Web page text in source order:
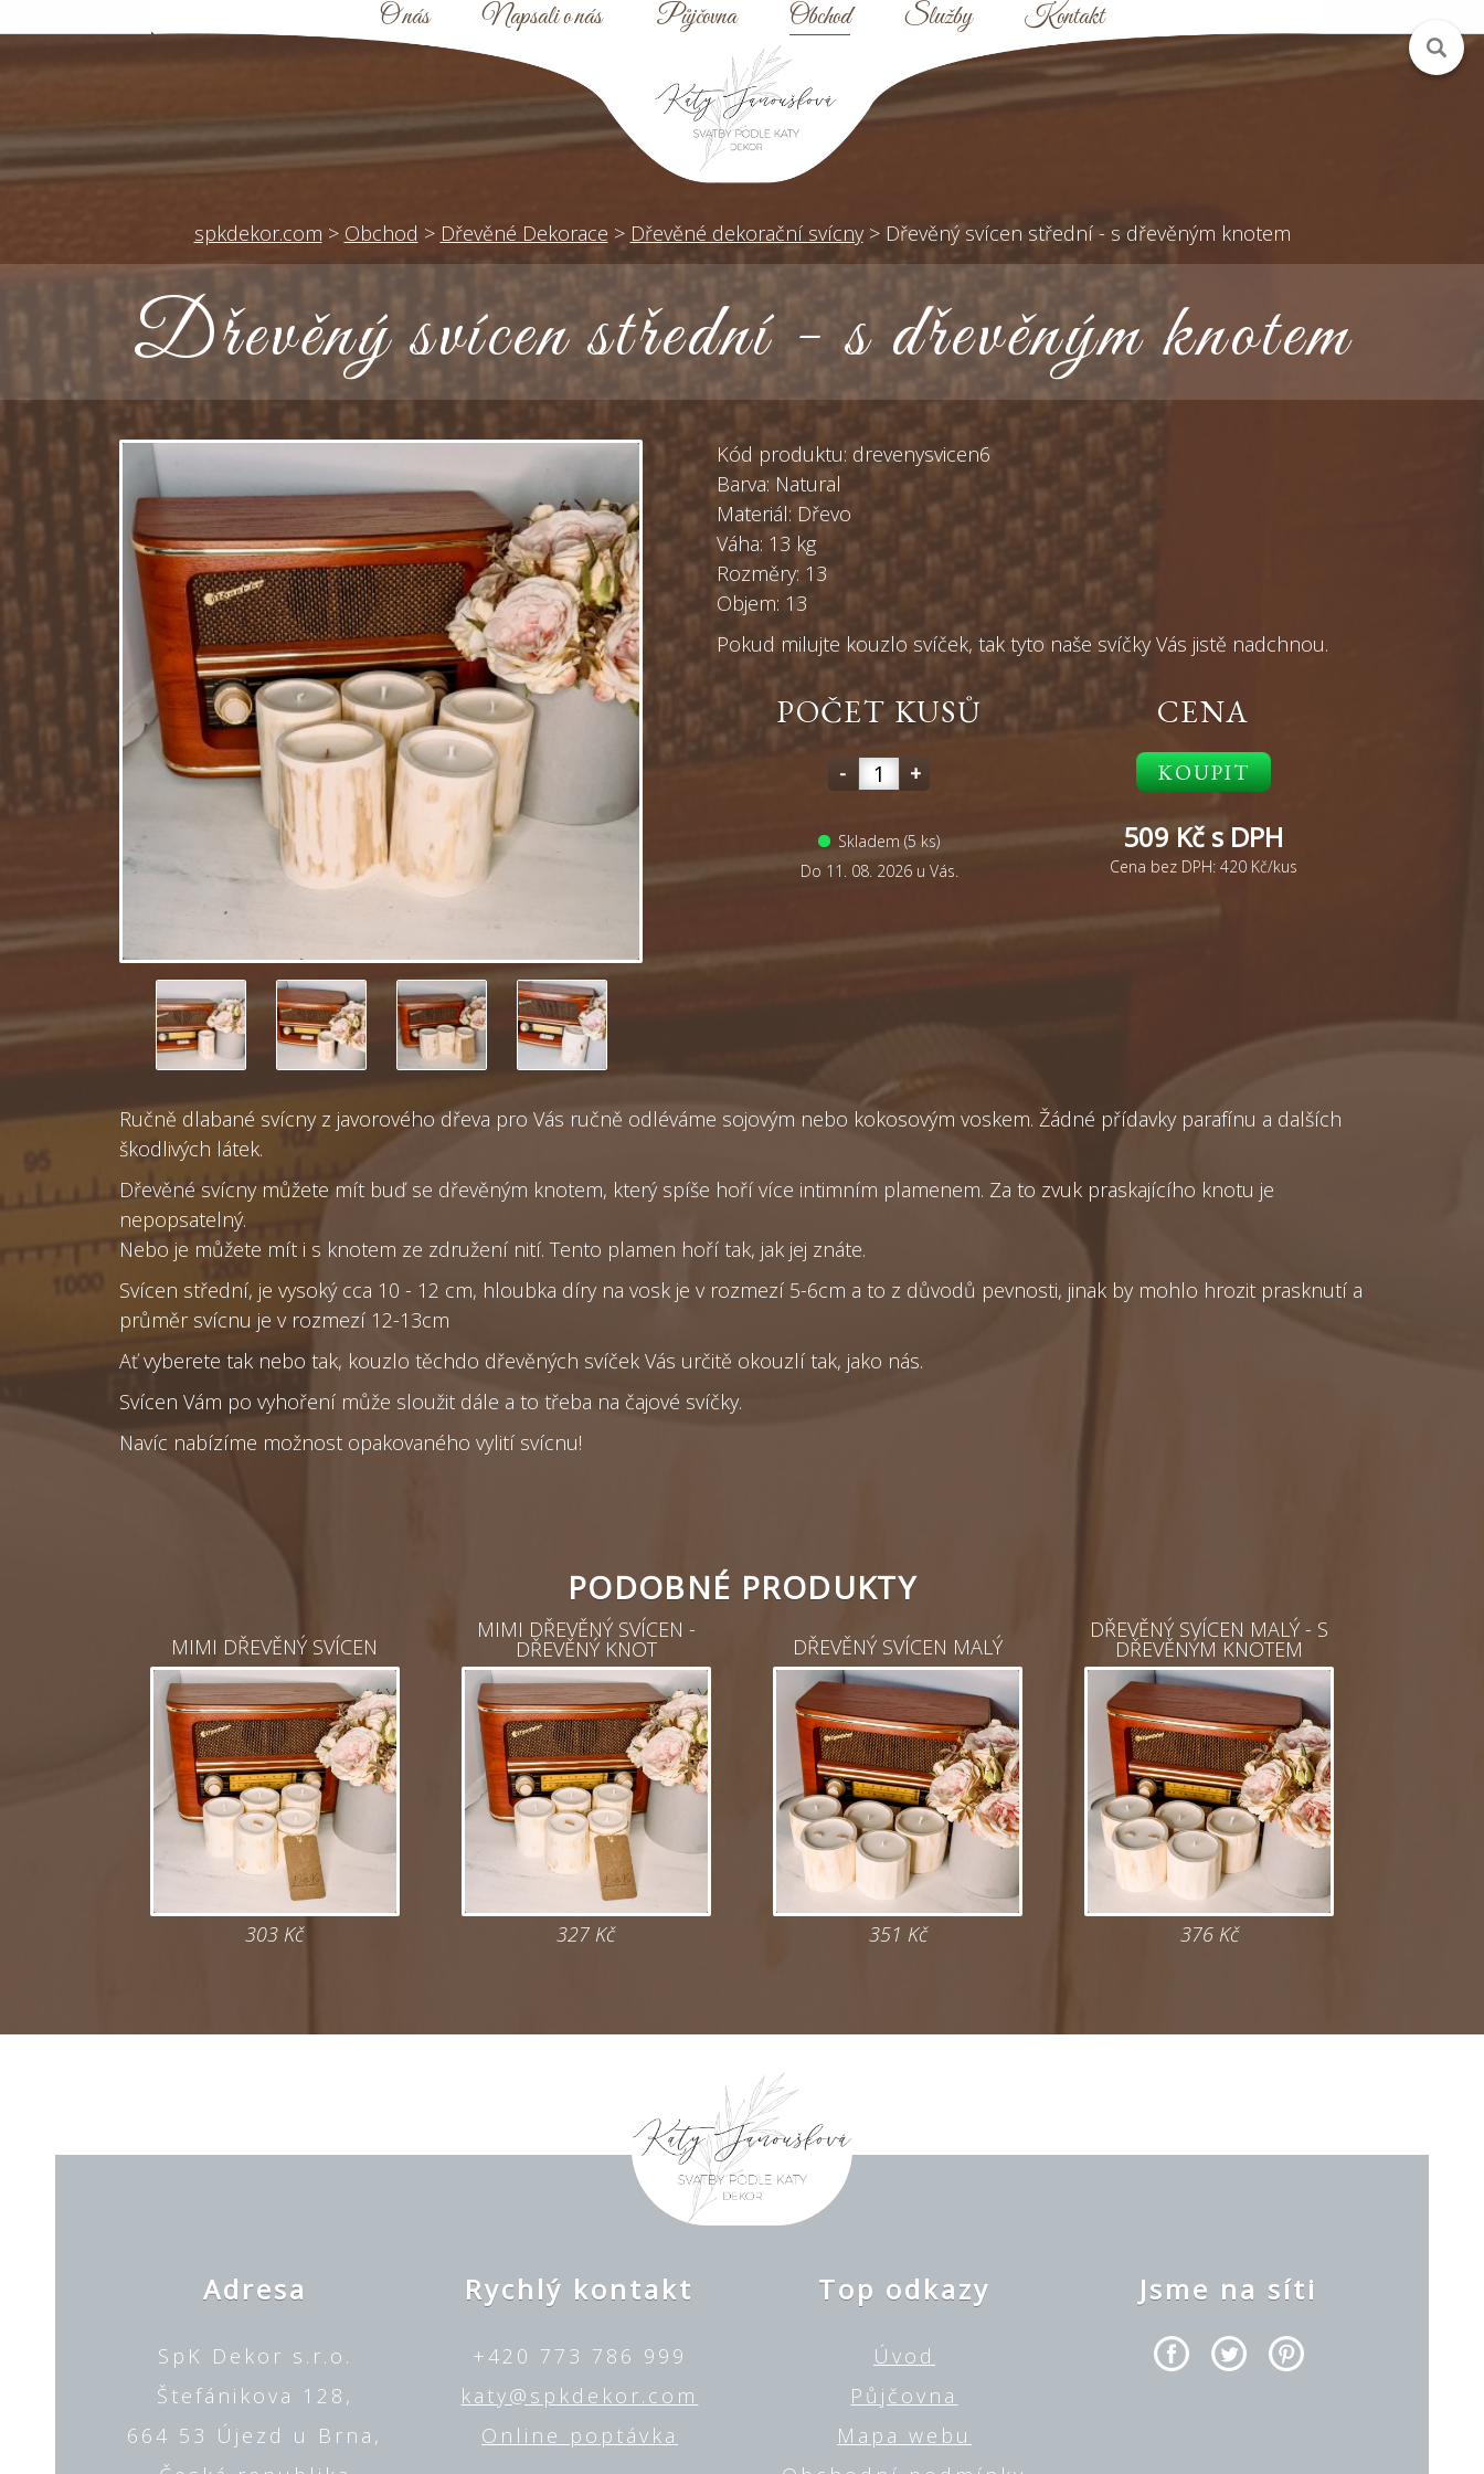
O nás Napsali o nás Půjčovna Obchod Služby Kontakt
spkdekor.com > Obchod > Dřevěné Dekorace > Dřevěné dekorační svícny > Dřevěný svícen střední - s dřevěným knotem
Dřevěný svícen střední - s dřevěným knotem
Kód produktu: drevenysvicen6
Barva: Natural
Materiál: Dřevo
Váha: 13 kg
Rozměry: 13
Objem: 13
Pokud milujte kouzlo svíček, tak tyto naše svíčky Vás jistě nadchnou.
POČET KUSŮ
- +
Skladem (5 ks)
Do 11. 08. 2026 u Vás.
CENA
KOUPIT
509 Kč s DPH
Cena bez DPH: 420 Kč/kus
Ručně dlabané svícny z javorového dřeva pro Vás ručně odléváme sojovým nebo kokosovým voskem. Žádné přídavky parafínu a dalších
škodlivých látek.
Dřevěné svícny můžete mít buď se dřevěným knotem, který spíše hoří více intimním plamenem. Za to zvuk praskajícího knotu je
nepopsatelný.
Nebo je můžete mít i s knotem ze združení nití. Tento plamen hoří tak, jak jej znáte.
Svícen střední, je vysoký cca 10 - 12 cm, hloubka díry na vosk je v rozmezí 5-6cm a to z důvodů pevnosti, jinak by mohlo hrozit prasknutí a
průměr svícnu je v rozmezí 12-13cm
Ať vyberete tak nebo tak, kouzlo těchdo dřevěných svíček Vás určitě okouzlí tak, jako nás.
Svícen Vám po vyhoření může sloužit dále a to třeba na čajové svíčky.
Navíc nabízíme možnost opakovaného vylití svícnu!
PODOBNÉ PRODUKTY
MIMI DŘEVĚNÝ SVÍCEN
303 Kč
MIMI DŘEVĚNÝ SVÍCEN -
DŘEVĚNÝ KNOT
327 Kč
DŘEVĚNÝ SVÍCEN MALÝ
351 Kč
DŘEVĚNÝ SVÍCEN MALÝ - S
DŘEVĚNÝM KNOTEM
376Kč
Adresa
SpK Dekor s.r.o.
Štefánikova 128,
664 53 Újezd u Brna,
Rychlý kontakt
+420 773 786 999
katy@spkdekor.com
Online poptávka
Top odkazy
Úvod
Půjčovna
Mapa webu
Jsme na síti